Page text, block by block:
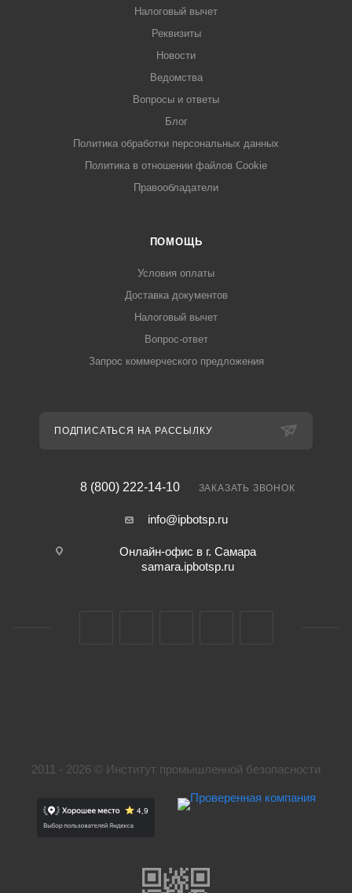
Налоговый вычет
Реквизиты
Новости
Ведомства
Вопросы и ответы
Блог
Политика обработки персональных данных
Политика в отношении файлов Cookie
Правообладатели
ПОМОЩЬ
Условия оплаты
Доставка документов
Налоговый вычет
Вопрос-ответ
Запрос коммерческого предложения
ПОДПИСАТЬСЯ НА РАССЫЛКУ
8 (800) 222-14-10 ЗАКАЗАТЬ ЗВОНОК
info@ipbotsp.ru
Онлайн-офис в г. Самара
samara.ipbotsp.ru
2011 - 2026 © Институт промышленной безопасности